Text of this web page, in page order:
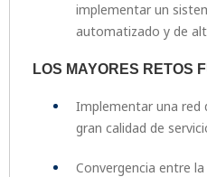
implementar un
automatizado y de
LOS MAYORES RETOS
Implementar una red
gran calidad de
Convergencia entre